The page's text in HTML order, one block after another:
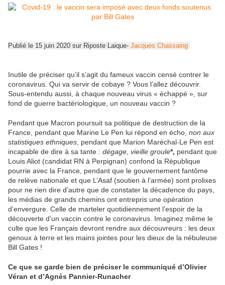
Publié le 15 juin 2020 sur Riposte Laique- Jacques Chassaing
Inutile de préciser qu’il s’agit du fameux vaccin censé contrer le
coronavirus. Qui va servir de cobaye ? Vous l’allez découvrir.
Sous-entendu aussi, à chaque nouveau virus « échappé », sur
fond de guerre bactériologique, un nouveau vaccin ?
Pendant que Macron poursuit sa politique de destruction de la
France, pendant que Marine Le Pen lui répond en écho, non aux
statistiques ethniques, pendant que Marion Maréchal-Le Pen est
incapable de dire à sa tante : dégage, vieille groule*, pendant que
Louis Aliot (candidat RN à Perpignan) confond la République
pourrie avec la France, pendant que le gouvernement fantôme
de relève nationale et que L’Asaf (soutien à l’armée) sont prolixes
pour ne rien dire d’autre que de constater la décadence du pays,
les médias de grands chemins ont entrepris une opération
d’envergure. Celle de marteler quotidiennement l’espoir de la
découverte d’un vaccin contre le coronavirus. Imaginez même le
culte que les Français devront rendre aux découvreurs : les deux
genoux à terre et les mains jointes pour les dieux de la nébuleuse
Bill Gates !
Ce que se garde bien de préciser le communiqué d’Olivier
Véran et d’Agnès Pannier-Runacher